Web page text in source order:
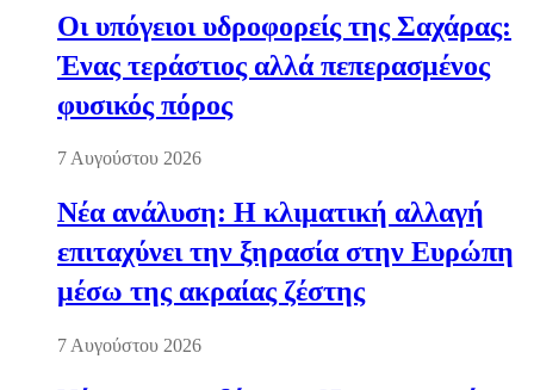
Οι υπόγειοι υδροφορείς της Σαχάρας:
Ένας τεράστιος αλλά πεπερασμένος
φυσικός πόρος
7 Αυγούστου 2026
Νέα ανάλυση: Η κλιματική αλλαγή
επιταχύνει την ξηρασία στην Ευρώπη
μέσω της ακραίας ζέστης
7 Αυγούστου 2026